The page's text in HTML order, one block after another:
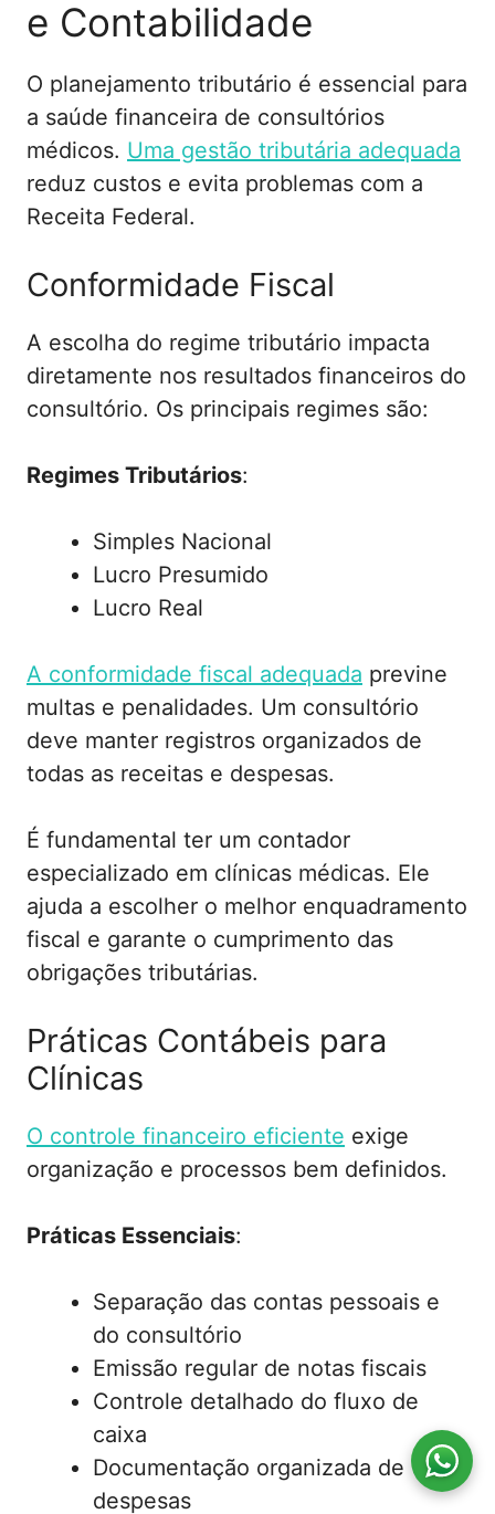
e Contabilidade
O planejamento tributário é essencial para
a saúde financeira de consultórios
médicos. Uma gestão tributária adequada
reduz custos e evita problemas com a
Receita Federal.
Conformidade Fiscal
A escolha do regime tributário impacta
diretamente nos resultados financeiros do
consultório. Os principais regimes são:
Regimes Tributários:
Simples Nacional
Lucro Presumido
Lucro Real
A conformidade fiscal adequada previne
multas e penalidades. Um consultório
deve manter registros organizados de
todas as receitas e despesas.
É fundamental ter um contador
especializado em clínicas médicas. Ele
ajuda a escolher o melhor enquadramento
fiscal e garante o cumprimento das
obrigações tributárias.
Práticas Contábeis para
Clínicas
O controle financeiro eficiente exige
organização e processos bem definidos.
Práticas Essenciais:
Separação das contas pessoais e
do consultório
Emissão regular de notas fiscais
Controle detalhado do fluxo de
caixa
Documentação organizada de
despesas